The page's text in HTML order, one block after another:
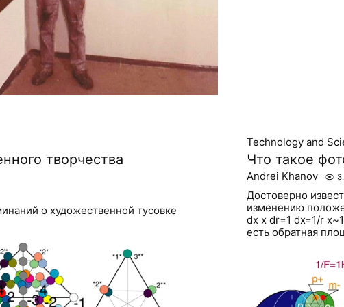
творчества
о художественной тусовке
Technology and
Что такое
Andrei Khanov
Достоверно
изменению
dx x dr=1 dx=1/r
есть обратная